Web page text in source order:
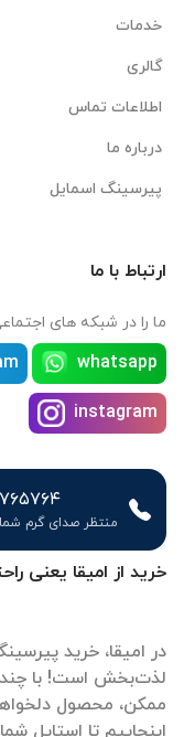
خرید از امیقا یعنی
در امیقا، خرید
لذت‌بخش است! با
ممکن، محصول
اینجاییم تا استایل
خدمات
گالری
اطلاعات تماس
درباره ما
پیرسینگ اسمایل
ارتباط با ما
ما را در شبکه های
whatsapp
instagram
منتظر صدای گرم